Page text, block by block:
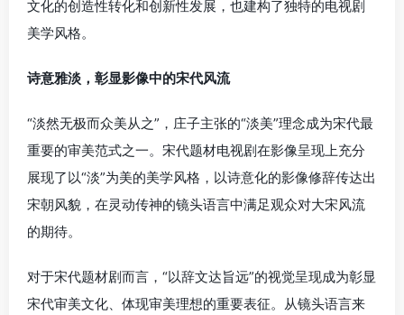
文化的创造性转化和创新性发展，也建构了独特的电视剧
美学风格。
诗意雅淡，彰显影像中的宋代风流
“淡然无极而众美从之”，庄子主张的“淡美”理念成为宋代最
重要的审美范式之一。宋代题材电视剧在影像呈现上充分
展现了以“淡”为美的美学风格，以诗意化的影像修辞传达出
宋朝风貌，在灵动传神的镜头语言中满足观众对大宋风流
的期待。
对于宋代题材剧而言，“以辞文达旨远”的视觉呈现成为彰显
宋代审美文化、体现审美理想的重要表征。从镜头语言来